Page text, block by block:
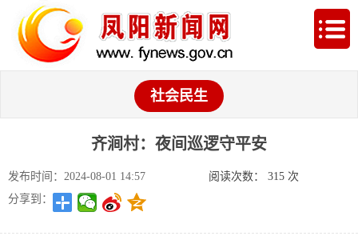
社会民生
齐涧村：夜间巡逻守平安
发布时间：2024-08-01 14:57 阅读次数： 315 次
分享到：